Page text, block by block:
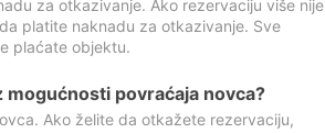
za otkazivanje. Ako rezervaciju više nije
platite naknadu za otkazivanje. Sve
plaćate objektu.
povraćaja novca?
Ako želite da otkažete rezervaciju,